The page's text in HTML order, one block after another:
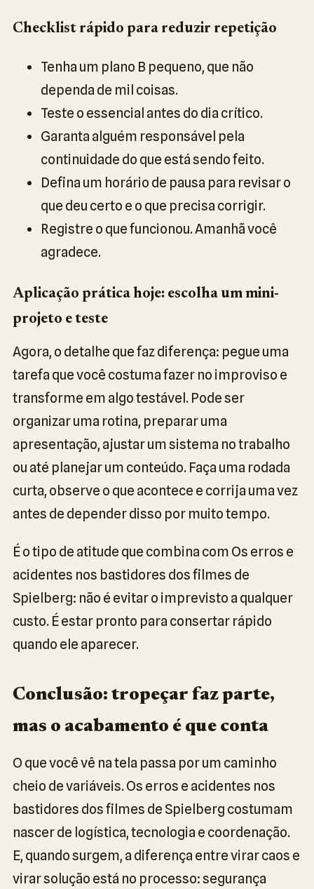
Checklist rápido para reduzir repetição
Tenha um plano B pequeno, que não
dependa de mil coisas.
Teste o essencial antes do dia crítico.
Garanta alguém responsável pela
continuidade do que está sendo feito.
Defina um horário de pausa para revisar o
que deu certo e o que precisa corrigir.
Registre o que funcionou. Amanhã você
agradece.
Aplicação prática hoje: escolha um mini-
projeto e teste
Agora, o detalhe que faz diferença: pegue uma
tarefa que você costuma fazer no improviso e
transforme em algo testável. Pode ser
organizar uma rotina, preparar uma
apresentação, ajustar um sistema no trabalho
ou até planejar um conteúdo. Faça uma rodada
curta, observe o que acontece e corrija uma vez
antes de depender disso por muito tempo.
É o tipo de atitude que combina com Os erros e
acidentes nos bastidores dos filmes de
Spielberg: não é evitar o imprevisto a qualquer
custo. É estar pronto para consertar rápido
quando ele aparecer.
Conclusão: tropeçar faz parte,
mas o acabamento é que conta
O que você vê na tela passa por um caminho
cheio de variáveis. Os erros e acidentes nos
bastidores dos filmes de Spielberg costumam
nascer de logística, tecnologia e coordenação.
E, quando surgem, a diferença entre virar caos e
virar solução está no processo: segurança